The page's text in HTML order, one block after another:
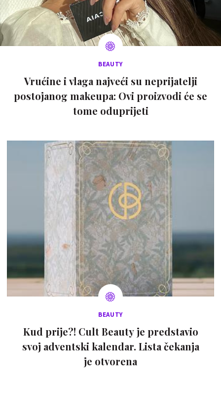
BEAUTY
Vrućine i vlaga najveći su neprijatelji
postojanog makeupa: Ovi proizvodi će se
tome oduprijeti
BEAUTY
Kud prije?! Cult Beauty je predstavio
svoj adventski kalendar. Lista čekanja
je otvorena